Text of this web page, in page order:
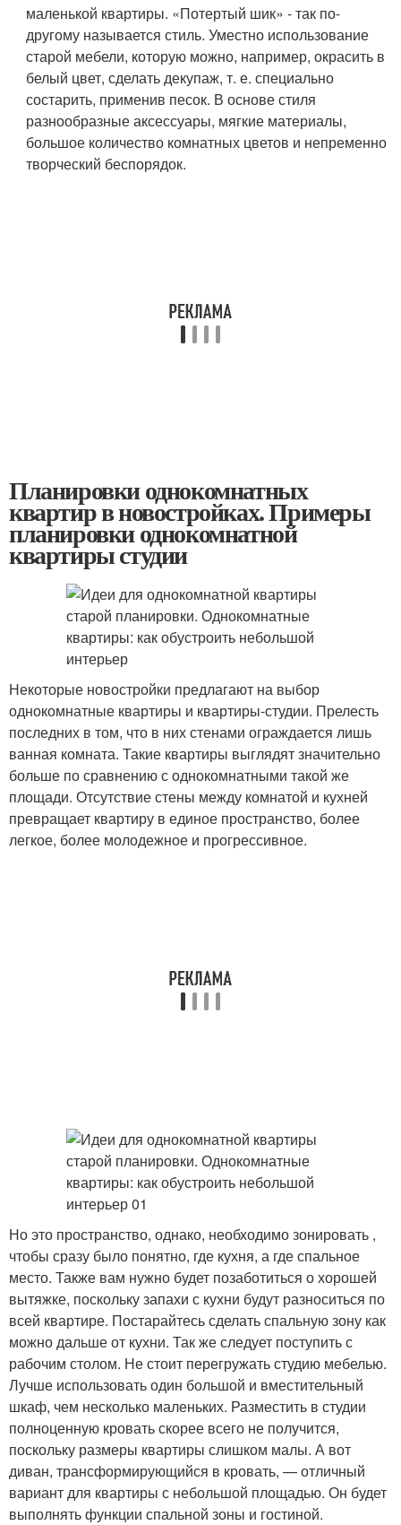
маленькой квартиры. «Потертый шик» - так по-
другому называется стиль. Уместно использование
старой мебели, которую можно, например, окрасить в
белый цвет, сделать декупаж, т. е. специально
состарить, применив песок. В основе стиля
разнообразные аксессуары, мягкие материалы,
большое количество комнатных цветов и непременно
творческий беспорядок.
Планировки однокомнатных
квартир в новостройках. Примеры
планировки однокомнатной
квартиры студии
Некоторые новостройки предлагают на выбор
однокомнатные квартиры и квартиры-студии. Прелесть
последних в том, что в них стенами ограждается лишь
ванная комната. Такие квартиры выглядят значительно
больше по сравнению с однокомнатными такой же
площади. Отсутствие стены между комнатой и кухней
превращает квартиру в единое пространство, более
легкое, более молодежное и прогрессивное.
Но это пространство, однако, необходимо зонировать ,
чтобы сразу было понятно, где кухня, а где спальное
место. Также вам нужно будет позаботиться о хорошей
вытяжке, поскольку запахи с кухни будут разноситься по
всей квартире. Постарайтесь сделать спальную зону как
можно дальше от кухни. Так же следует поступить с
рабочим столом. Не стоит перегружать студию мебелью.
Лучше использовать один большой и вместительный
шкаф, чем несколько маленьких. Разместить в студии
полноценную кровать скорее всего не получится,
поскольку размеры квартиры слишком малы. А вот
диван, трансформирующийся в кровать, — отличный
вариант для квартиры с небольшой площадью. Он будет
выполнять функции спальной зоны и гостиной.